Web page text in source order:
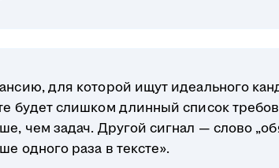
для которой ищут идеального
будет слишком длинный список
чем задач. Другой сигнал — слово
одного раза в тексте».